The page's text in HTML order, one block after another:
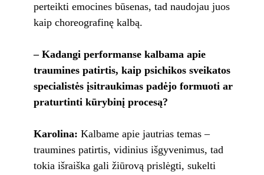
perteikti emocines būsenas, tad naudojau juos
kaip choreografinę kalbą.
– Kadangi performanse kalbama apie
traumines patirtis, kaip psichikos sveikatos
specialistės įsitraukimas padėjo formuoti ar
praturtinti kūrybinį procesą?
Karolina: Kalbame apie jautrias temas –
traumines patirtis, vidinius išgyvenimus, tad
tokia išraiška gali žiūrovą prislėgti, sukelti